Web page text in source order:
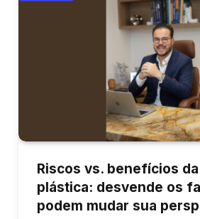
Riscos vs. benefícios
plástica: desvende os
podem mudar sua